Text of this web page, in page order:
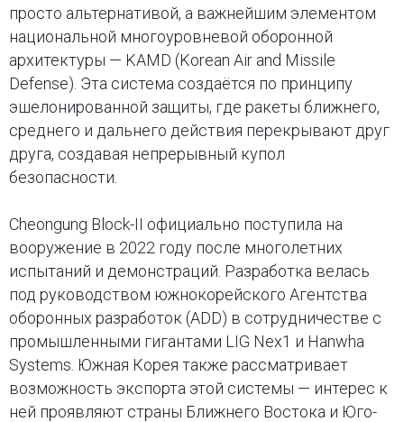
просто альтернативой, а важнейшим элементом
национальной многоуровневой оборонной
архитектуры — KAMD (Korean Air and Missile
Defense). Эта система создаётся по принципу
эшелонированной защиты, где ракеты ближнего,
среднего и дальнего действия перекрывают друг
друга, создавая непрерывный купол
безопасности.
Cheongung Block-II официально поступила на
вооружение в 2022 году после многолетних
испытаний и демонстраций. Разработка велась
под руководством южнокорейского Агентства
оборонных разработок (ADD) в сотрудничестве с
промышленными гигантами LIG Nex1 и Hanwha
Systems. Южная Корея также рассматривает
возможность экспорта этой системы — интерес к
ней проявляют страны Ближнего Востока и Юго-